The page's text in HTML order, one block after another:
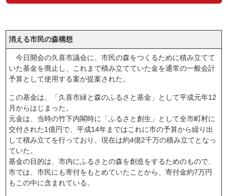
消える市民の森構想
今日開会の久喜市議会に、市民の森をつくるために積み立てて
いた基金を廃止し、これまで積み立てていた金を通常の一般会計
予算として使用する案が提案された。
この基金は、「久喜市緑と森のふるさと基金」として平成元年12
月からはじまった。
元金は、当時の竹下内閣時に「ふるさと創生」として全市町村に
交付された1億円で、平成14年まではこれに市の予算から繰り出
して積み立てを行っており、現在は約4億2千万の積み立てとなっ
ていた。
基金の目的は、市内にふるさとの森を創造をするためのもので、
市では、市民にも寄付をもとめていたことから、寄付金約7万円
もこの中に含まれている。